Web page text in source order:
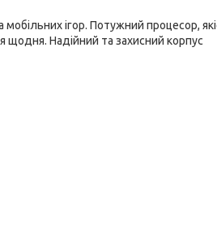
ігор. Потужний процесор,
Надійний та захисний корпус